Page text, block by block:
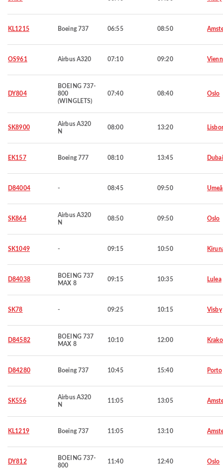
KL1215 Boeing 737 06:55 08:50
OS961 Airbus A320 07:10 09:20
DY804
BOEING 737-
800
(WINGLETS)
07:40 08:40 Oslo
SK8900
Airbus A320
N
08:00 13:20
EK157 Boeing 777 08:10 13:45 Dubai
D84004 - 08:45 09:50 Umeå
SK864
Airbus A320
N
08:50 09:50 Oslo
SK1049 - 09:15 10:50
D84038
BOEING 737
MAX 8
09:15 10:35 Lulea
SK78 - 09:25 10:15 Visby
D84582
BOEING 737
MAX 8
10:10 12:00
D84280 Boeing 737 10:45 15:40 Porto
SK556
Airbus A320
N
11:05 13:05
KL1219 Boeing 737 11:05 13:10
DY812
BOEING 737-
800
11:40 12:40 Oslo